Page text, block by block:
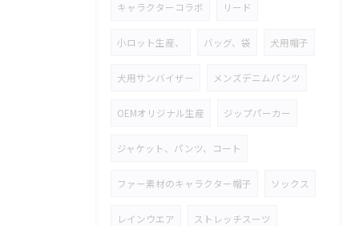
キャラクターコラボ リード
小ロット生産、 バッグ、袋 犬用帽子
犬用サンバイザー メンズデニムパンツ
OEMオリジナル生産 ジップパーカー
ジャケット、パンツ、コート
ファー素材のキャラクター帽子 ソックス
レインウエア ストレッチスーツ